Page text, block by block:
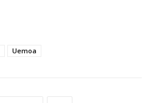
Uemoa